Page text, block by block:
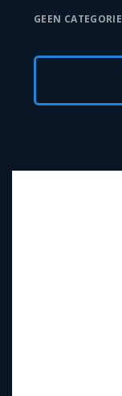
GEEN CATEGORIE